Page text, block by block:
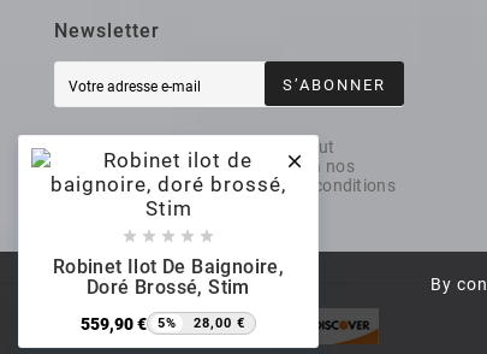
By

    
Robinet Ilot De Baignoire,
Doré Brossé, Stim
559,90 € 5% 28,00 €
Newsletter
S’ABONNER
Vous pouvez vous désinscrire à tout
moment. Vous trouverez pour cela nos
informations de contact dans les conditions
d'utilisation du site.